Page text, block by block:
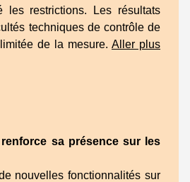
les restrictions. Les résultats
techniques de contrôle de
limitée de la mesure. Aller plus
renforce sa présence sur les
nouvelles fonctionnalités sur